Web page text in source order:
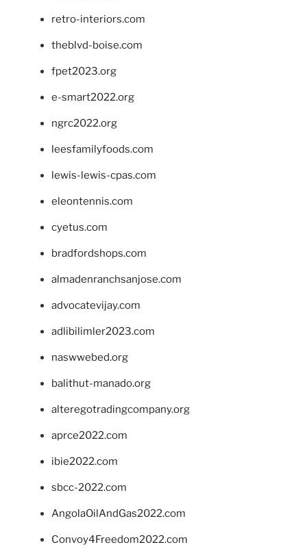
retro-interiors.com
theblvd-boise.com
fpet2023.org
e-smart2022.org
ngrc2022.org
leesfamilyfoods.com
lewis-lewis-cpas.com
eleontennis.com
cyetus.com
bradfordshops.com
almadenranchsanjose.com
advocatevijay.com
adlibilimler2023.com
naswwebed.org
balithut-manado.org
alteregotradingcompany.org
aprce2022.com
ibie2022.com
sbcc-2022.com
AngolaOilAndGas2022.com
Convoy4Freedom2022.com